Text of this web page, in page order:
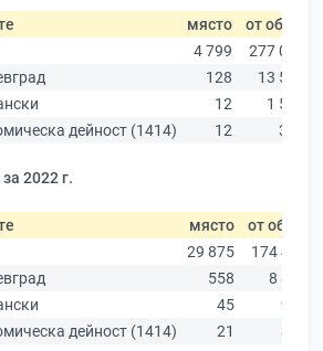
място от общо
4 799
277 019
128
13 529
12
1 585
дейност (1414)
12 355
2022 г.
място от общо
29 875
174 403
558
8 826
45
972
дейност (1414)
21 329